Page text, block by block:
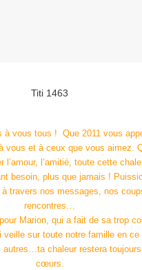
à vous tous !
Que 2011 vous
vous et à ceux que vous aimez.
l’amour, l’amitié, toute cette
besoin, plus que jamais !
à travers nos messages, nos
rencontres…
Marion, qui a fait de sa trop
veille sur toute notre famille en ce
autres…ta chaleur restera
cœurs.